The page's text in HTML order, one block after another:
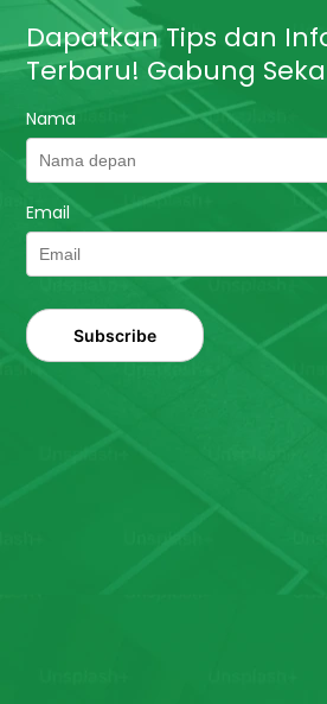
Dapatkan Tips dan
Terbaru! Gabung
Nama
Email
Subscribe